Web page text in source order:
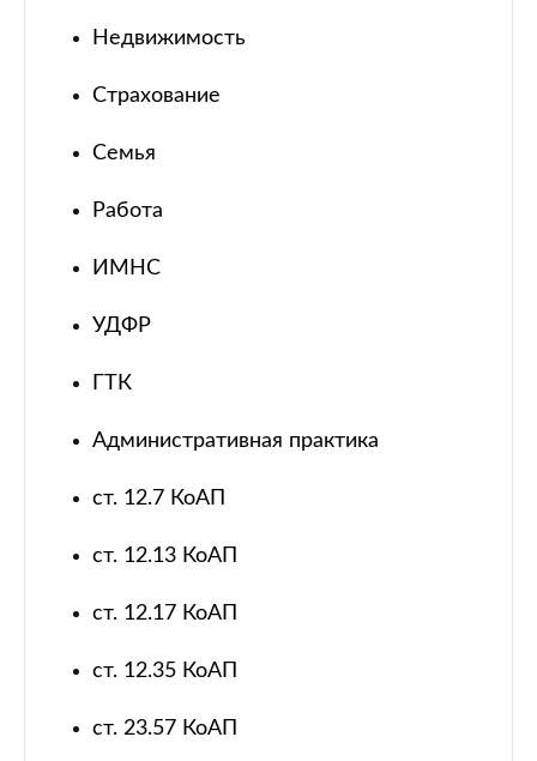
Недвижимость
Страхование
Семья
Работа
ИМНС
УДФР
ГТК
Административная практика
ст. 12.7 КоАП
ст. 12.13 КоАП
ст. 12.17 КоАП
ст. 12.35 КоАП
ст. 23.57 КоАП